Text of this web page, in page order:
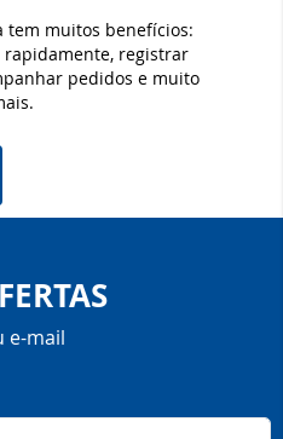
tem muitos benefícios:
registrar
pedidos e muito
e-mail